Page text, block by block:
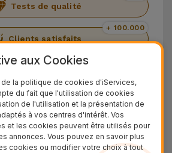
Tests de qualité
Clients satisfaits
+ 100.000
Livraison Gratuite
24H
12 Mini
aux Cookies
la politique de cookies d'iServices,
du fait que l'utilisation de cookies
de l'utilisation et la présentation de
à vos centres d'intérêt. Vos
et les cookies peuvent être utilisés pour
annonces. Vous pouvez en savoir plus
cookies ou modifier votre choix à tout